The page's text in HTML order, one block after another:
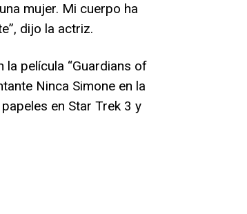
mujer. Mi cuerpo ha
dijo la actriz.
la película “Guardians of
Ninca Simone en la
en Star Trek 3 y